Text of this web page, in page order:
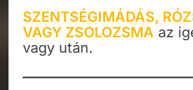
SZENTSÉGIMÁDÁS,
VAGY ZSOLOZSMA az
vagy után.